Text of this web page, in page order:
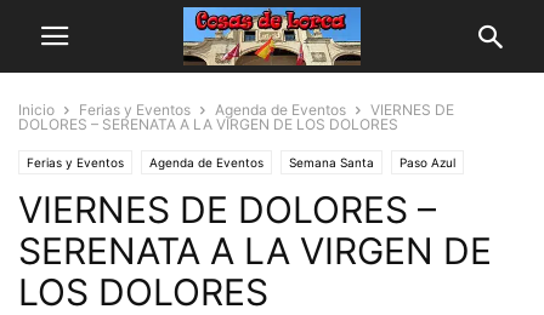
Inicio Ferias y Eventos Agenda de Eventos
VIERNES DE
DOLORES – SERENATA A LA VIRGEN DE LOS DOLORES
Ferias y Eventos Agenda de Eventos Semana Santa Paso Azul
VIERNES DE DOLORES –
SERENATA A LA VIRGEN DE
LOS DOLORES